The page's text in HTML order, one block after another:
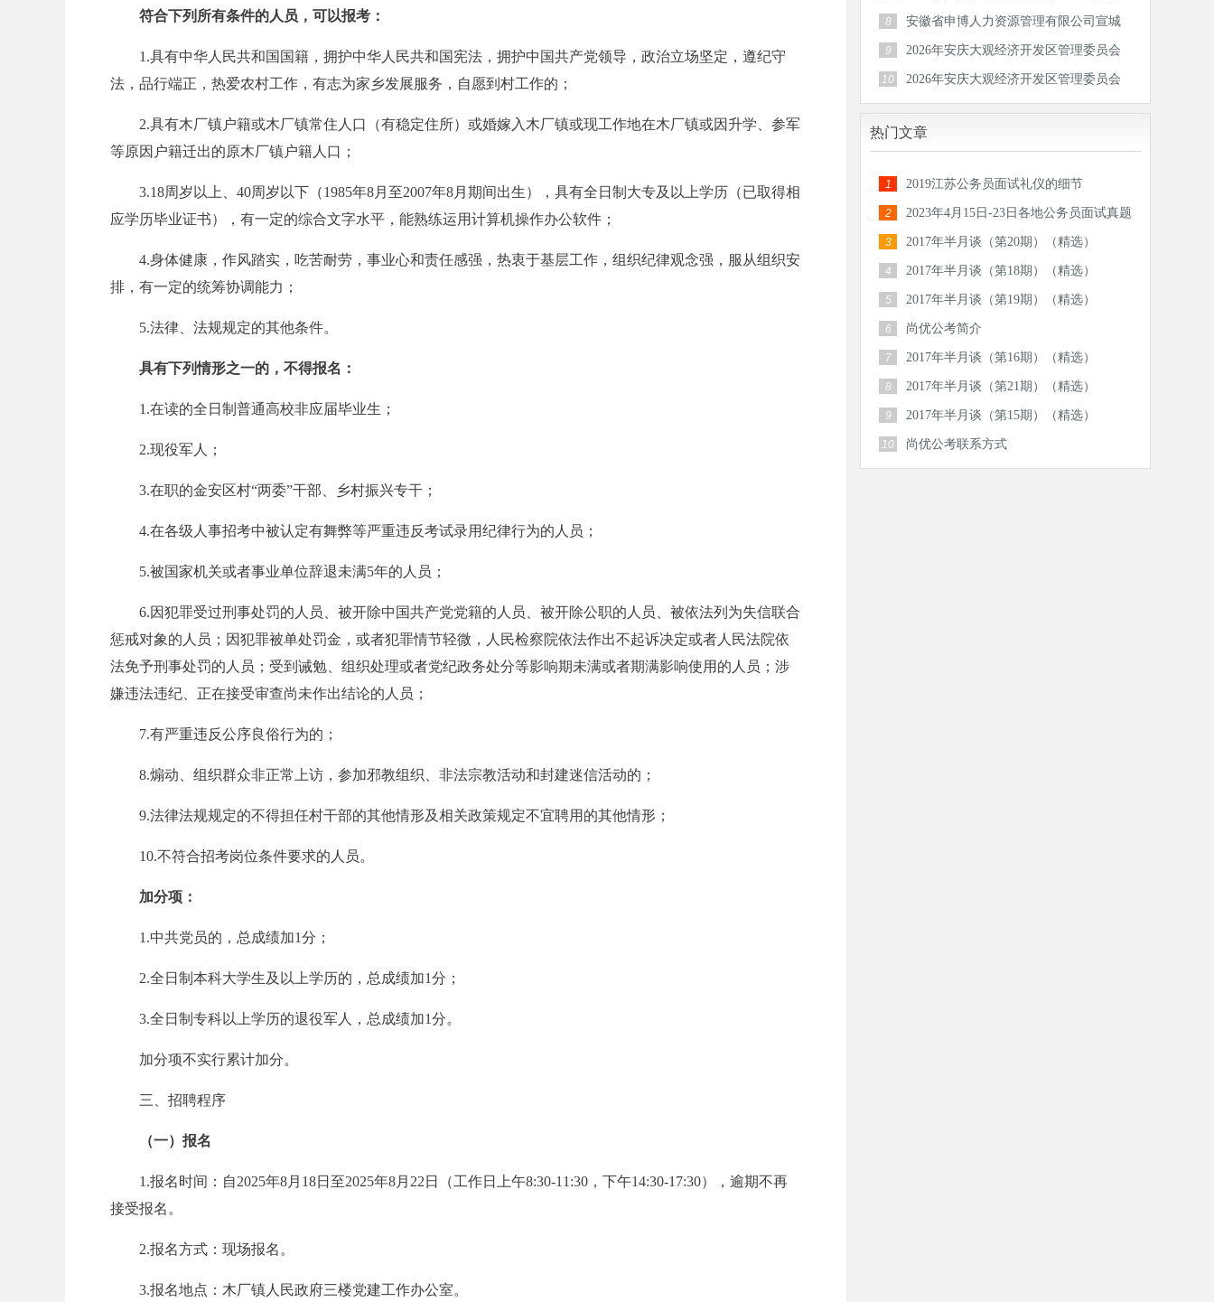
符合下列所有条件的人员，可以报考：
1.具有中华人民共和国国籍，拥护中华人民共和国宪法，拥护中国共产党领导，政治立场坚定，遵纪守
法，品行端正，热爱农村工作，有志为家乡发展服务，自愿到村工作的；
2.具有木厂镇户籍或木厂镇常住人口（有稳定住所）或婚嫁入木厂镇或现工作地在木厂镇或因升学、参军
等原因户籍迁出的原木厂镇户籍人口；
3.18周岁以上、40周岁以下（1985年8月至2007年8月期间出生），具有全日制大专及以上学历（已取得相
应学历毕业证书），有一定的综合文字水平，能熟练运用计算机操作办公软件；
4.身体健康，作风踏实，吃苦耐劳，事业心和责任感强，热衷于基层工作，组织纪律观念强，服从组织安
排，有一定的统筹协调能力；
5.法律、法规规定的其他条件。
具有下列情形之一的，不得报名：
1.在读的全日制普通高校非应届毕业生；
2.现役军人；
3.在职的金安区村“两委”干部、乡村振兴专干；
4.在各级人事招考中被认定有舞弊等严重违反考试录用纪律行为的人员；
5.被国家机关或者事业单位辞退未满5年的人员；
6.因犯罪受过刑事处罚的人员、被开除中国共产党党籍的人员、被开除公职的人员、被依法列为失信联合
惩戒对象的人员；因犯罪被单处罚金，或者犯罪情节轻微，人民检察院依法作出不起诉决定或者人民法院依
法免予刑事处罚的人员；受到诫勉、组织处理或者党纪政务处分等影响期未满或者期满影响使用的人员；涉
嫌违法违纪、正在接受审查尚未作出结论的人员；
7.有严重违反公序良俗行为的；
8.煽动、组织群众非正常上访，参加邪教组织、非法宗教活动和封建迷信活动的；
9.法律法规规定的不得担任村干部的其他情形及相关政策规定不宜聘用的其他情形；
10.不符合招考岗位条件要求的人员。
加分项：
1.中共党员的，总成绩加1分；
2.全日制本科大学生及以上学历的，总成绩加1分；
3.全日制专科以上学历的退役军人，总成绩加1分。
加分项不实行累计加分。
三、招聘程序
（一）报名
1.报名时间：自2025年8月18日至2025年8月22日（工作日上午8:30-11:30，下午14:30-17:30），逾期不再
接受报名。
2.报名方式：现场报名。
3.报名地点：木厂镇人民政府三楼党建工作办公室。
聘工作
8
安徽省申博人力资源管理有限公司宣城
分公司
9
2026年安庆大观经济开发区管理委员会
公开招
10
2026年安庆大观经济开发区管理委员会
公开招
热门文章
1 2019江苏公务员面试礼仪的细节
2
2023年4月15日-23日各地公务员面试真题
汇总
3 2017年半月谈（第20期）（精选）
4 2017年半月谈（第18期）（精选）
5 2017年半月谈（第19期）（精选）
6 尚优公考简介
7 2017年半月谈（第16期）（精选）
8 2017年半月谈（第21期）（精选）
9 2017年半月谈（第15期）（精选）
10 尚优公考联系方式